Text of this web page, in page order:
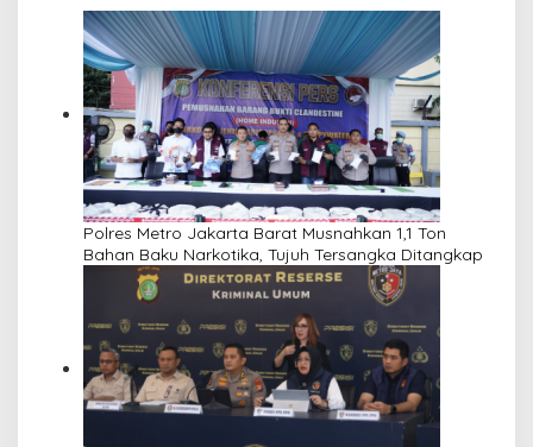
Polres Metro Jakarta Barat Musnahkan 1,1 Ton
Bahan Baku Narkotika, Tujuh Tersangka Ditangkap